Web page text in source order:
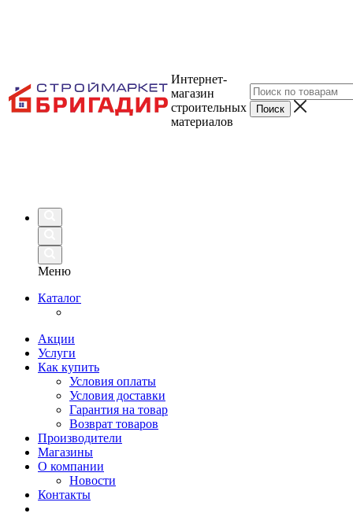
Интернет-
магазин
строительных
материалов
Меню
Каталог
Акции
Услуги
Как купить
Условия оплаты
Условия доставки
Гарантия на товар
Возврат товаров
Производители
Магазины
О компании
Новости
Контакты